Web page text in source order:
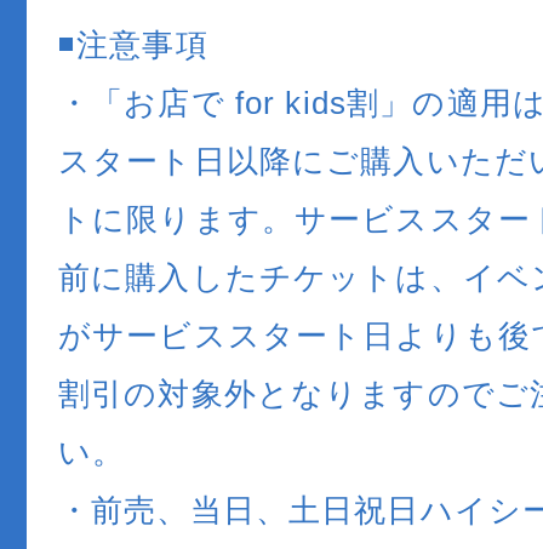
◾️注意事項
・「お店で for kids割」の適用
スタート日以降にご購入いただ
トに限ります。サービススタ
前に購入したチケットは、イベ
がサービススタート日よりも後
割引の対象外となりますのでご
い。
・前売、当日、土日祝日ハイシ